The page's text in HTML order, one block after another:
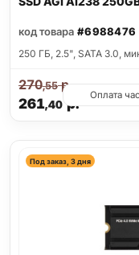
код товара #6988476
250 ГБ, 2.5", SATA 3.0,
261,40р.
270,55р.
Оплата
Под заказ, 3 дня